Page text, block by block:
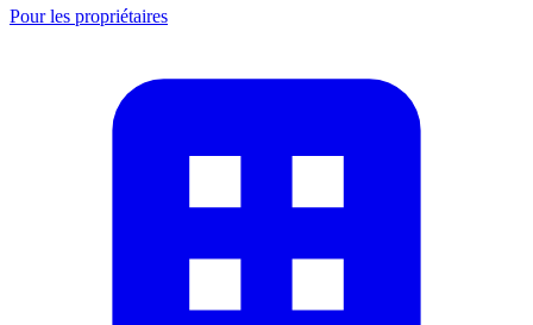
Pour les propriétaires